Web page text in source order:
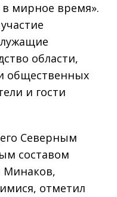
мирное время».
области,
общественных
и гости
Северным
составом
Минаков,
отметил